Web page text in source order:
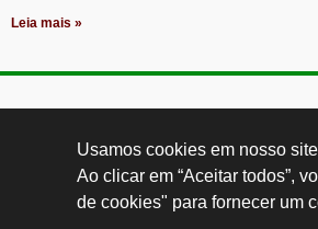
Leia mais »
Usamos cookies em nosso
Ao clicar em “Aceitar todos”,
de cookies" para fornecer um